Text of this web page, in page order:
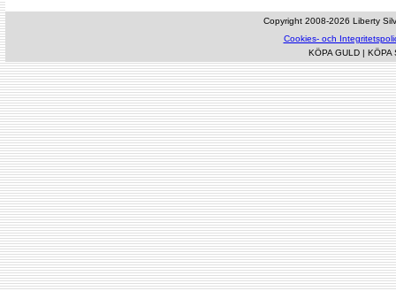
Copyright 2008-2026 Liberty
Cookies- och
KÖPA GULD| KÖPA